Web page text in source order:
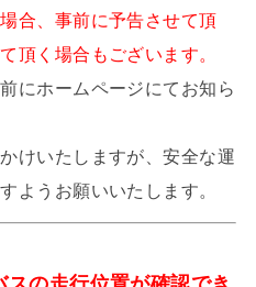
合、事前に予告させて頂
頂く場合もございます。
にホームページにてお知ら
けいたしますが、安全な運
ようお願いいたします。